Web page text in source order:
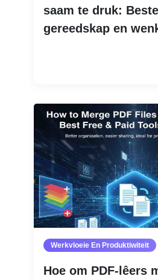
saam te druk: Beste
gereedskap en
Werkvloeie En Produktiwiteit
Hoe om PDF-lêers